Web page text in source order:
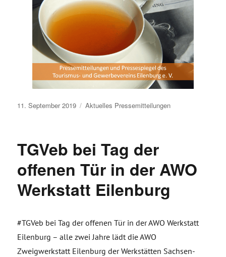
Veröffentlicht
11. September 2019 Aktuelles Pressemitteilungen
TGVeb bei Tag der
offenen Tür in der AWO
Werkstatt Eilenburg
#TGVeb bei Tag der offenen Tür in der AWO Werkstatt
Eilenburg – alle zwei Jahre lädt die AWO
Zweigwerkstatt Eilenburg der Werkstätten Sachsen-